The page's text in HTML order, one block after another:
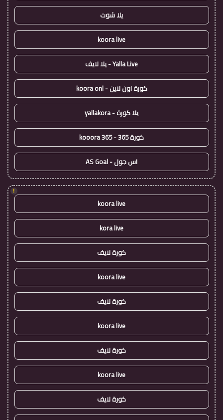
يلا شوت
koora live
Yalla Live - يلا لايف
كورة اون لاين - koora onl
يلا كورة - yallakora
كورة 365 - kooora 365
اس جول - AS Goal
!
koora live
kora live
كورة لايف
koora live
كورة لايف
koora live
كورة لايف
koora live
كورة لايف